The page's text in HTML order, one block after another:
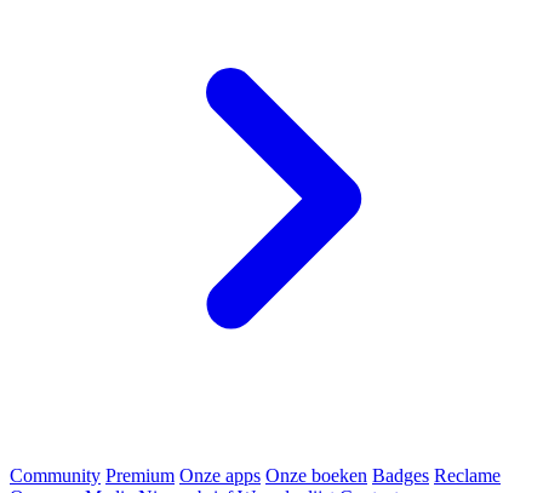
Community Premium Onze apps Onze boeken Badges Reclame